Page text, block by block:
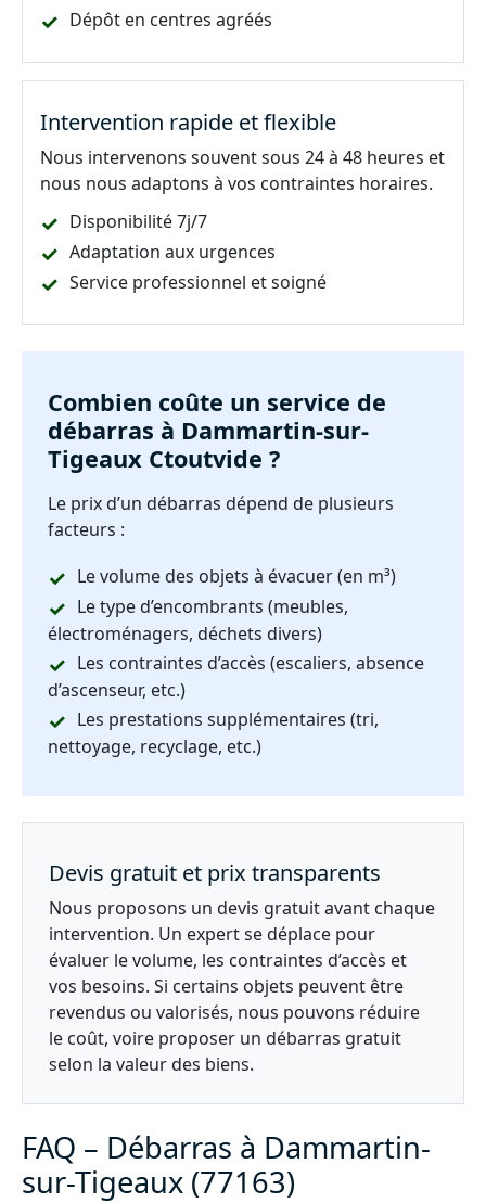
Dépôt en centres agréés
Intervention rapide et flexible
Nous intervenons souvent sous 24 à 48 heures et
nous nous adaptons à vos contraintes horaires.
Disponibilité 7j/7
Adaptation aux urgences
Service professionnel et soigné
Combien coûte un service de
débarras à Dammartin-sur-
Tigeaux Ctoutvide ?
Le prix d’un débarras dépend de plusieurs
facteurs :
Le volume des objets à évacuer (en m³)
Le type d’encombrants (meubles,
électroménagers, déchets divers)
Les contraintes d’accès (escaliers, absence
d’ascenseur, etc.)
Les prestations supplémentaires (tri,
nettoyage, recyclage, etc.)
Devis gratuit et prix transparents
Nous proposons un devis gratuit avant chaque
intervention. Un expert se déplace pour
évaluer le volume, les contraintes d’accès et
vos besoins. Si certains objets peuvent être
revendus ou valorisés, nous pouvons réduire
le coût, voire proposer un débarras gratuit
selon la valeur des biens.
FAQ – Débarras à Dammartin-
sur-Tigeaux (77163)